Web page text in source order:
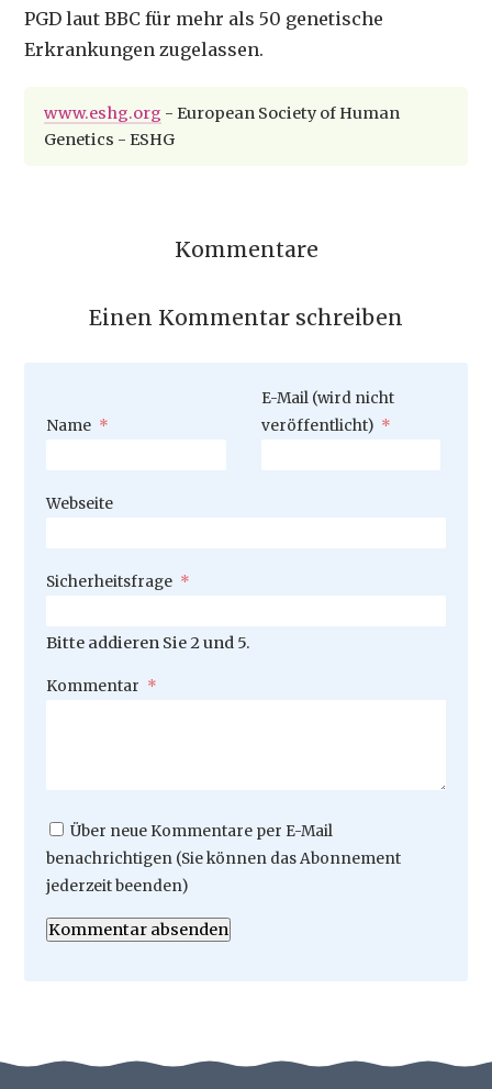
PGD laut BBC für mehr als 50 genetische
Erkrankungen zugelassen.
www.eshg.org - European Society of Human
Genetics - ESHG
Kommentare
Einen Kommentar schreiben
Pflichtfeld
Name *
Pflichtfeld
E-Mail (wird nicht
veröffentlicht) *
Webseite
Pflichtfeld
Sicherheitsfrage *
Bitte addieren Sie 2 und 5.
Pflichtfeld
Kommentar *
Über neue Kommentare per E-Mail
benachrichtigen (Sie können das Abonnement
jederzeit beenden)
Kommentar absenden